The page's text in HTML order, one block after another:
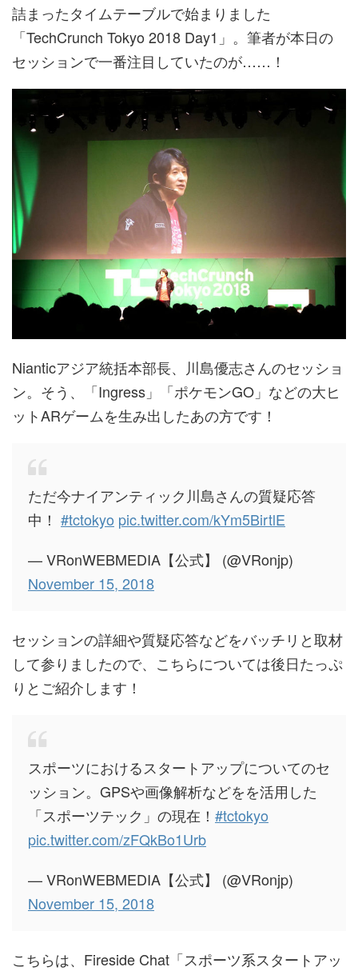
詰まったタイムテーブルで始まりました
「TechCrunch Tokyo 2018 Day1」。筆者が本日の
セッションで一番注目していたのが……！
Nianticアジア統括本部長、川島優志さんのセッショ
ン。そう、「Ingress」「ポケモンGO」などの大ヒ
ットARゲームを生み出したあの方です！
ただ今ナイアンティック川島さんの質疑応答
中！ #tctokyo pic.twitter.com/kYm5BirtlE
— VRonWEBMEDIA【公式】 (@VRonjp)
November 15, 2018
セッションの詳細や質疑応答などをバッチリと取材
して参りましたので、こちらについては後日たっぷ
りとご紹介します！
スポーツにおけるスタートアップについてのセ
ッション。GPSや画像解析などをを活用した
「スポーツテック」の現在！ #tctokyo
pic.twitter.com/zFQkBo1Urb
— VRonWEBMEDIA【公式】 (@VRonjp)
November 15, 2018
こちらは、Fireside Chat「スポーツ系スタートアッ